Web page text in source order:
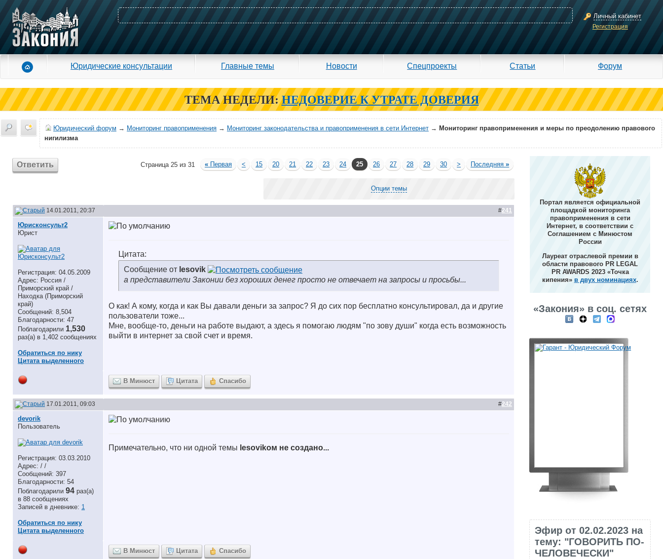
Личный кабинет
Регистрация
Юридические консультации Главные темы Новости Спецпроекты Статьи Форум
ТЕМА НЕДЕЛИ: НЕДОВЕРИЕ К УТРАТЕ ДОВЕРИЯ
Юридический форум → Мониторинг правоприменения → Мониторинг законодательства и правоприменения в сети Интернет → Мониторинг правоприменения и меры по преодолению правового
нигилизма
Ответить Страница 25 из 31 « Первая < 15 20 21 22 23 24 25 26 27 28 29 30 > Последняя»
Опции темы
14.01.2011, 20:37 #241
Юрисконсульт2
Юрист
Регистрация: 04.05.2009
Адрес: Россия /
Приморский край /
Находка (Приморский
край)
Сообщений: 8,504
Благодарности: 47
Поблагодарили 1,530
раз(а) в 1,402 сообщениях
Обратиться по нику
Цитата выделенного
Цитата:
Сообщение от lesovik
а представители Законии без хороших денег просто не отвечает на запросы и просьбы...
О как! А кому, когда и как Вы давали деньги за запрос? Я до сих пор бесплатно консультировал, да и другие
пользователи тоже...
Мне, вообще-то, деньги на работе выдают, а здесь я помогаю людям "по зову души" когда есть возможность
выйти в интернет за свой счет и время.
В Минюст Цитата Спасибо
17.01.2011, 09:03 #242
devorik
Пользователь
Регистрация: 03.03.2010
Адрес: / /
Сообщений: 397
Благодарности: 54
Поблагодарили 94 раз(а)
в 88 сообщениях
Записей в дневнике: 1
Обратиться по нику
Цитата выделенного
Примечательно, что ни одной темы lesovikом не создано...
В Минюст Цитата Спасибо
Портал является официальной
площадкой мониторинга
правоприменения в сети
Интернет, в соответствии с
Соглашением с Минюстом
России
Лауреат отраслевой премии в
области правового PR LEGAL
PR AWARDS 2023 «Точка
кипения» в двух номинациях.
«Закония» в соц. сетях
Эфир от 02.02.2023 на
тему: "ГОВОРИТЬ ПО-
ЧЕЛОВЕЧЕСКИ"